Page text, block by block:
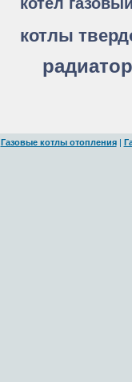
котлы
Газовые котлы отопления|